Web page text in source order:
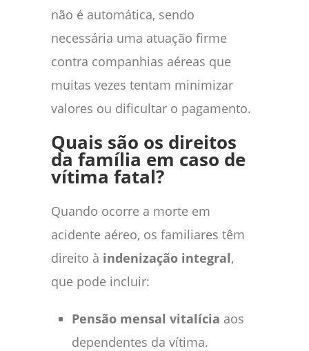
não é automática, sendo
necessária uma atuação firme
contra companhias aéreas que
muitas vezes tentam minimizar
valores ou dificultar o pagamento.
Quais são os direitos
da família em caso de
vítima fatal?
Quando ocorre a morte em
acidente aéreo, os familiares têm
direito à indenização integral,
que pode incluir:
Pensão mensal vitalícia aos
dependentes da vítima.